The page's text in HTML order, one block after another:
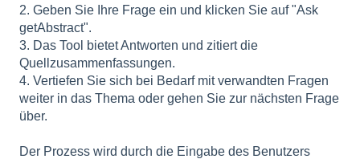
2. Geben Sie Ihre Frage ein und klicken Sie auf "Ask
getAbstract".
3. Das Tool bietet Antworten und zitiert die
Quellzusammenfassungen.
4. Vertiefen Sie sich bei Bedarf mit verwandten Fragen
weiter in das Thema oder gehen Sie zur nächsten Frage
über.
Der Prozess wird durch die Eingabe des Benutzers